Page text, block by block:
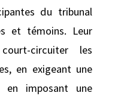
du tribunal
et témoins. Leur
circuiter les
en exigeant une
en imposant une